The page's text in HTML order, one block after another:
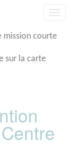
mission courte
sur la carte